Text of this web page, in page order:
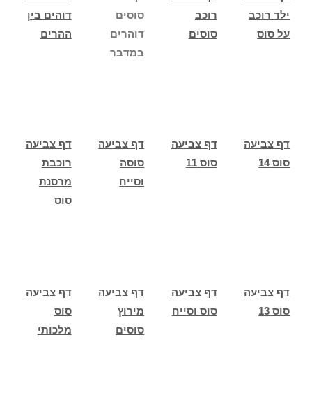
דוהים בין
ההרים
סוסים
דוהרים
במדבר
רוכב
סוסים
ילד רוכב
על סוס
דף צביעה
רוכבת
מרסנת
סוס
דף צביעה
סוסה
וסייח
דף צביעה
סוס 11
דף צביעה
סוס 14
דף צביעה
סוס
מלכותי
דף צביעה
מירוץ
סוסים
דף צביעה
סוס וסייח
דף צביעה
סוס 13